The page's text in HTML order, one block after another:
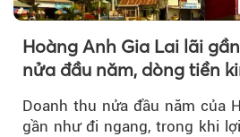
Hoàng Anh Gia Lai lãi
nửa đầu năm, dòng tiền
Doanh thu nửa đầu năm của
gần như đi ngang, trong khi